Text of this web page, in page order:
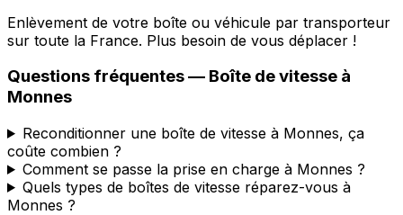
Enlèvement de votre boîte ou véhicule par transporteur
sur toute la France. Plus besoin de vous déplacer !
Questions fréquentes — Boîte de vitesse à
Monnes
Reconditionner une boîte de vitesse à Monnes, ça
coûte combien ?
Comment se passe la prise en charge à Monnes ?
Quels types de boîtes de vitesse réparez-vous à
Monnes ?